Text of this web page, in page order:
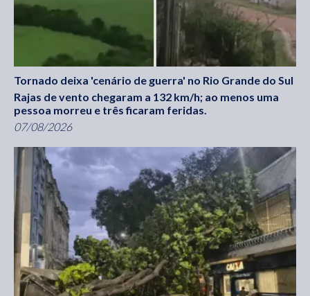
Tornado deixa 'cenário de guerra' no Rio Grande do Sul
Rajas de vento chegaram a 132 km/h; ao menos uma
pessoa morreu e três ficaram feridas.
07/08/2026